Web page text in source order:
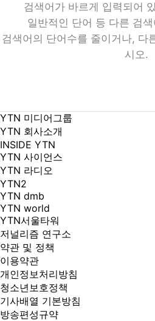
검색어가 바르게 입력되어
일반적인 단어 등 다른 검
검색어의 단어수를 줄이거나, 다
시오.
YTN 미디어그룹
YTN 회사소개
INSIDE YTN
YTN 사이언스
YTN 라디오
YTN2
YTN dmb
YTN world
YTN서울타워
저널리즘 연구소
약관 및 정책
이용약관
개인정보처리방침
청소년보호정책
기사배열 기본방침
방송편성규약